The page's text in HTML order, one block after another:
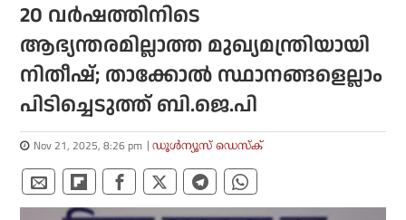
20 വര്‍ഷത്തിനിടെ
ആഭ്യന്തരമില്ലാത്ത മുഖ്യമന്ത്രിയായി
നിതീഷ്; താക്കോല്‍ സ്ഥാനങ്ങളെല്ലാം
പിടിച്ചെടുത്ത് ബി.ജെ.പി
Nov 21, 2025, 8:26 pm ഡൂള്‍ന്യൂസ് ഡെസ്‌ക്